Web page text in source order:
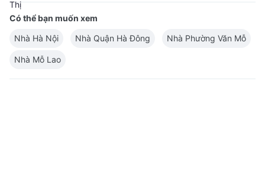
Có thể bạn muốn xem
Nhà Hà Nội
Nhà Quận Hà Đông Nhà Phường Văn Mỗ
Nhà Mỗ Lao